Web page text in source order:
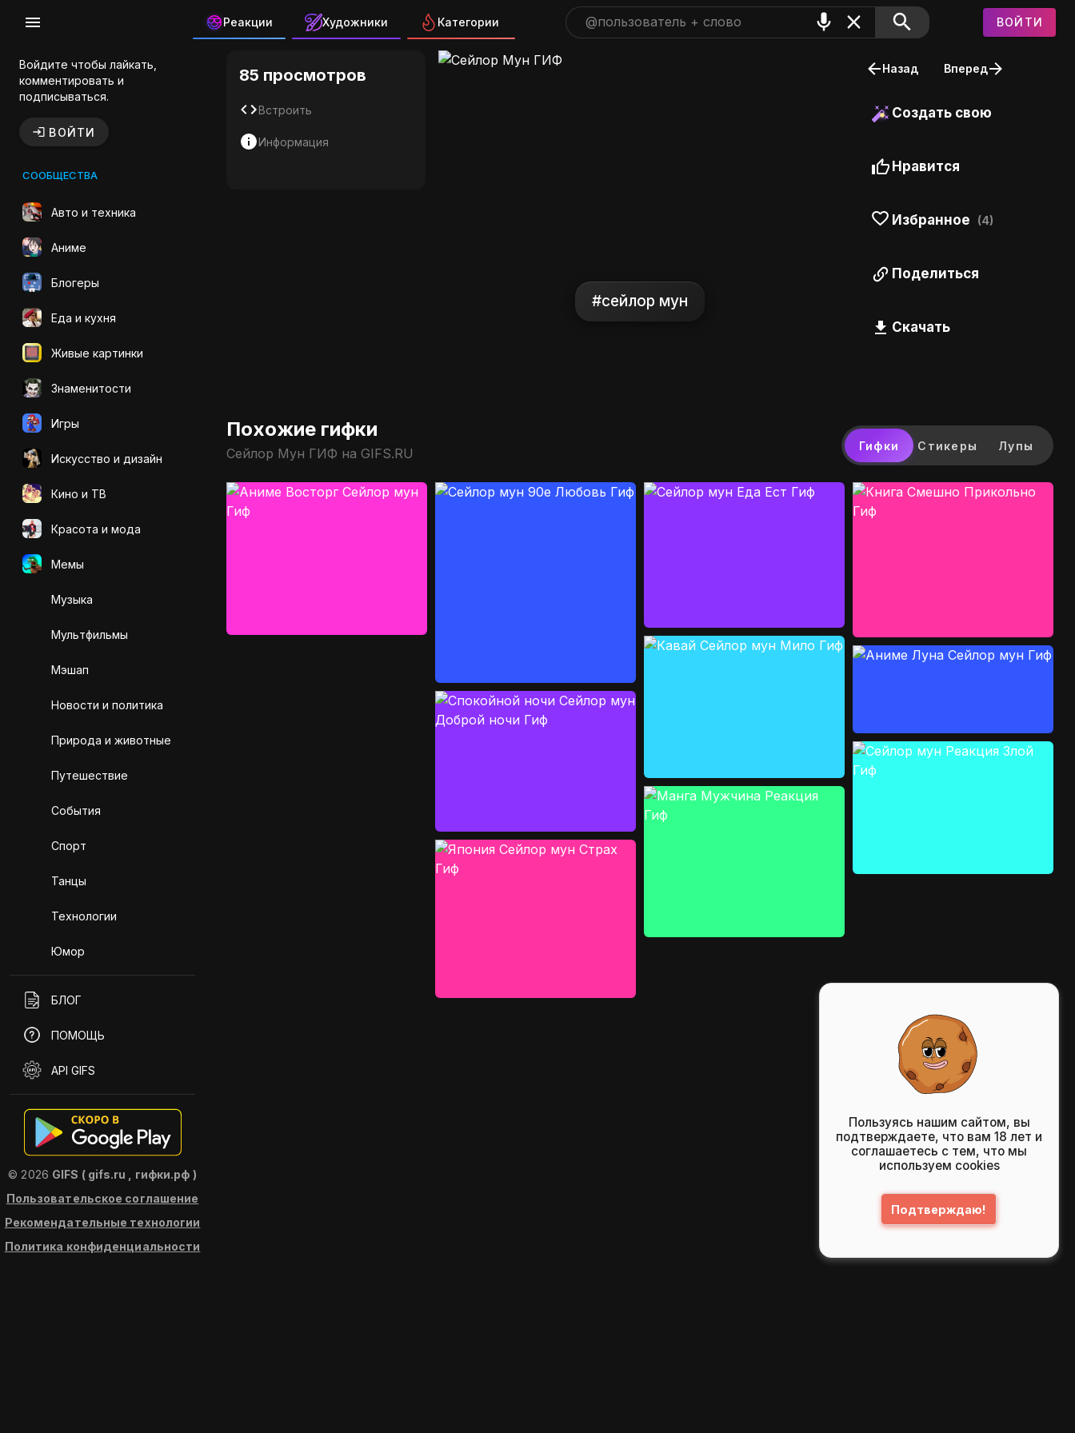
Реакции Художники Категории ВОЙТИ
Войдите чтобы лайкать,
комментировать и
подписываться.
ВОЙТИ
СООБЩЕСТВА
Авто и техника
Аниме
Блогеры
Еда и кухня
Живые картинки
Знаменитости
Игры
Искусcтво и дизайн
Кино и ТВ
Красота и мода
Мемы
Музыка
Мультфильмы
Мэшап
Новости и политика
Природа и животные
Путешествие
События
Спорт
Танцы
Технологии
Юмор
БЛОГ
ПОМОЩЬ
API GIFS
© 2026 GIFS ( gifs.ru , гифки.рф )
Пользовательское соглашение
Рекомендательные технологии
Политика конфиденциальности
Сейлор Мун ГИФ на GIFS.RU
85 просмотров
Встроить
Информация
#сейлор мун
Назад Вперед
Создать свою
Нравится
Избранное (4)
Поделиться
Скачать
Похожие гифки
Сейлор Мун ГИФ на GIFS.RU Гифки Стикеры Лупы
Пользуясь нашим сайтом, вы
подтверждаете, что вам 18 лет и
соглашаетесь с тем, что мы
используем cookies
Подтверждаю!